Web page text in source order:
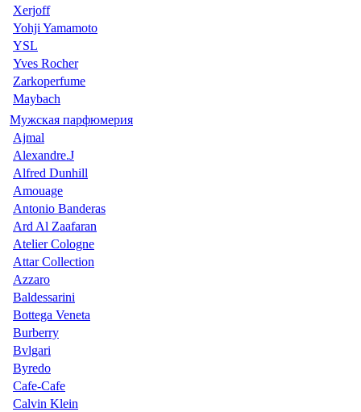
Xerjoff
Yohji Yamamoto
YSL
Yves Rocher
Zarkoperfume
Maybach
Мужская парфюмерия
Ajmal
Alexandre.J
Alfred Dunhill
Amouage
Antonio Banderas
Ard Al Zaafaran
Atelier Cologne
Attar Collection
Azzaro
Baldessarini
Bottega Veneta
Burberry
Bvlgari
Byredo
Cafe-Cafe
Calvin Klein